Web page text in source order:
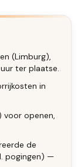
(Limburg),
ter plaatse.
in
voor openen,
de
pogingen) —